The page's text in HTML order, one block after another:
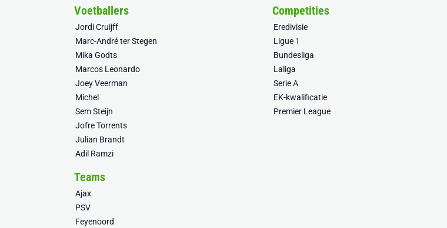
Voetballers
Jordi Cruijff
Marc-André ter Stegen
Mika Godts
Marcos Leonardo
Joey Veerman
Míchel
Sem Steijn
Jofre Torrents
Julian Brandt
Adil Ramzi
Competities
Eredivisie
Ligue 1
Bundesliga
Laliga
Serie A
EK-kwalificatie
Premier League
Teams
Ajax
PSV
Feyenoord